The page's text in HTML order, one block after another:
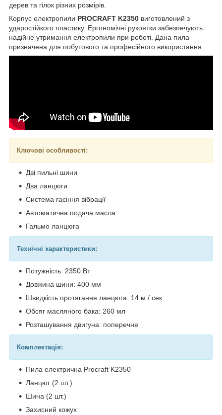
дерев та гілок різних розмірів.
Корпус електропили PROCRAFT K2350 виготовлений з
ударостійкого пластику. Ергономічні рукоятки забезпечують
надійне утримання електропили при роботі. Дана пила
призначена для побутового та професійного використання.
Ключові особливості:
Дві пильні шини
Два ланцюги
Система гасіння вібрації
Автоматична подача масла
Гальмо ланцюга
Технічні характеристики:
Потужність: 2350 Вт
Довжина шини: 400 мм
Швидкість протягання ланцюга: 14 м / сек
Обсяг масляного бака: 260 мл
Розташування двигуна: поперечне
Комплектація:
Пила електрична Procraft K2350
Ланцюг (2 шт.)
Шина (2 шт.)
Захисний кожух